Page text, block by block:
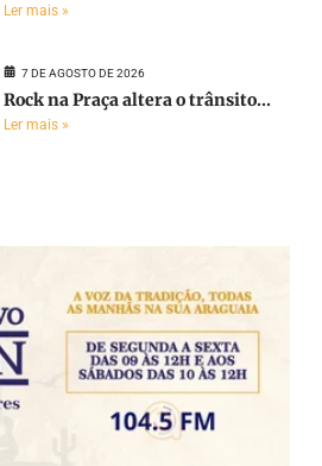
Ler mais »
7 DE AGOSTO DE 2026
Rock na Praça altera o trânsito...
Ler mais »